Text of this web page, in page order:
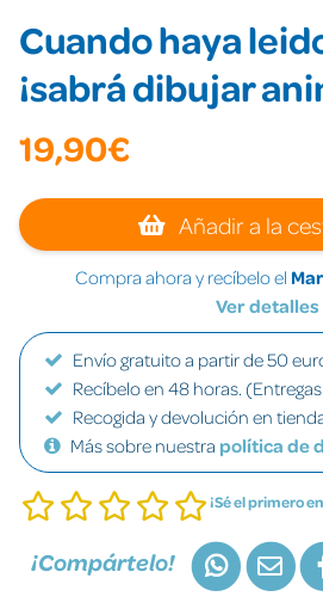
Cuando haya
¡sabrá dibujar
19,90€
Añadir a la
Compra ahora y recíbelo el
Ver detalles
Envío gratuito a partir de 50
Recíbelo en 48 horas.
Recogida y devolución en
Más sobre nuestra política de
¡Sé el primero
¡Compártelo!